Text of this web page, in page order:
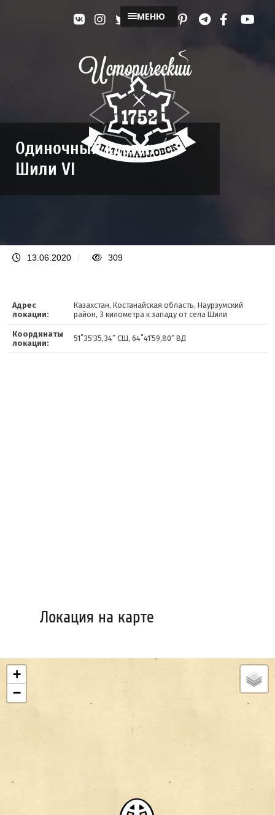
МЕНЮ
Одиночный курган
Шили VI
13.06.2020 / 309
Адрес
локации:
Казахстан, Костанайская область, Наурзумский
район, 3 километра к западу от села Шили
Координаты
локации:
51˚35′35,34″ СШ, 64˚41′59,80″ ВД
Локация на карте
+
−